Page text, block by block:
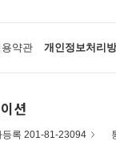
용약관 개인정보처리
션
등록 201-81-23094